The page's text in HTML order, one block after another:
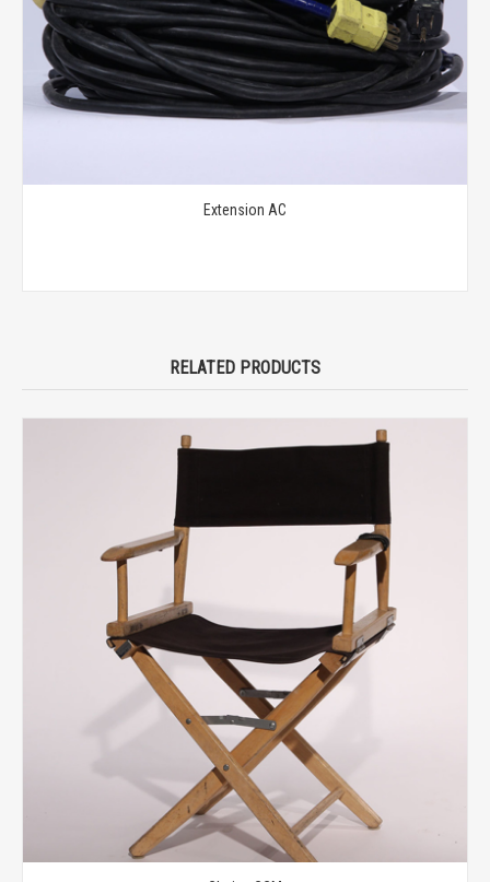
Extension AC
RELATED PRODUCTS